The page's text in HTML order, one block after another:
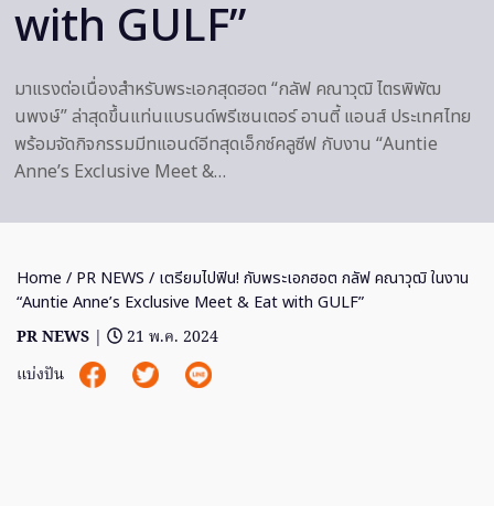
with GULF”
มาแรงต่อเนื่องสำหรับพระเอกสุดฮอต “กลัฟ คณาวุฒิ ไตรพิพัฒ
นพงษ์” ล่าสุดขึ้นแท่นแบรนด์พรีเซนเตอร์ อานตี้ แอนส์ ประเทศไทย
พร้อมจัดกิจกรรมมีทแอนด์อีทสุดเอ็กซ์คลูซีฟ กับงาน “Auntie
Anne’s Exclusive Meet &…
Home / PR NEWS / เตรียมไปฟิน! กับพระเอกฮอต กลัฟ คณาวุฒิ ในงาน
“Auntie Anne’s Exclusive Meet & Eat with GULF”
PR NEWS |
21 พ.ค. 2024
แบ่งปัน